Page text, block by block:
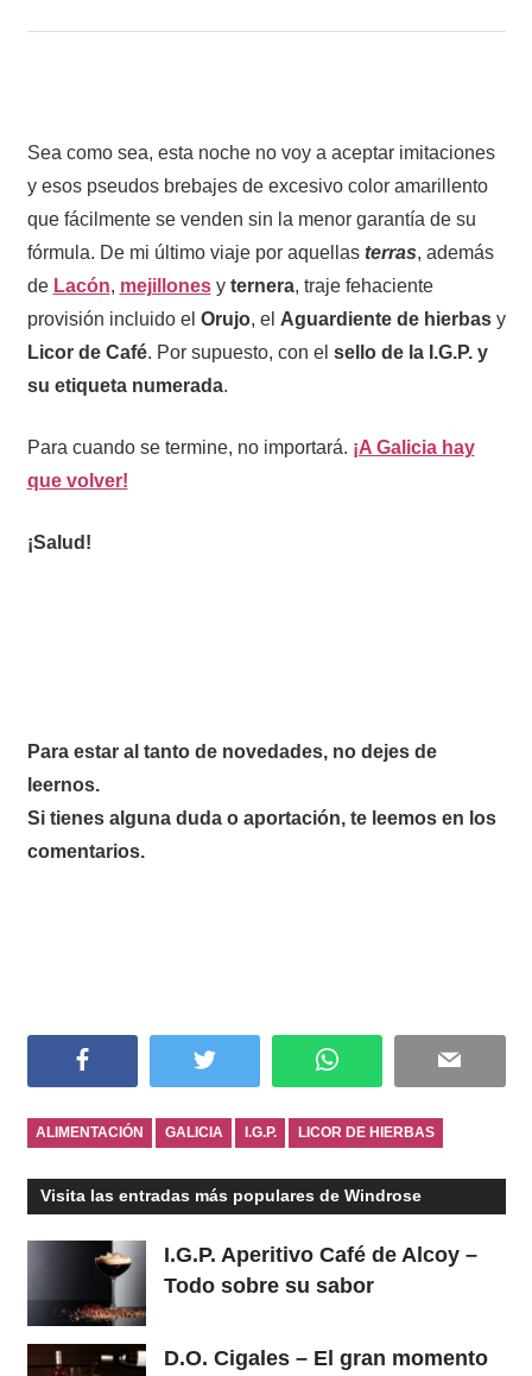
Sea como sea, esta noche no voy a aceptar imitaciones
y esos pseudos brebajes de excesivo color amarillento
que fácilmente se venden sin la menor garantía de su
fórmula. De mi último viaje por aquellas terras, además
de Lacón, mejillonesy ternera, traje fehaciente
provisión incluido el Orujo, el Aguardiente de hierbasy
Licor de Café. Por supuesto, con el sello de la I.G.P. y
su etiqueta numerada.
Para cuando se termine, no importará. ¡A Galicia hay
que volver!
¡Salud!
Para estar al tanto de novedades, no dejes de
leernos.
Si tienes alguna duda o aportación, te leemos en los
comentarios.
Twitter WhatsApp Email
ALIMENTACIÓN GALICIA I.G.P. LICOR DE HIERBAS
Visita las entradas más populares de Windrose
I.G.P. Aperitivo Café de Alcoy –
Todo sobre su sabor
D.O. Cigales – El gran momento